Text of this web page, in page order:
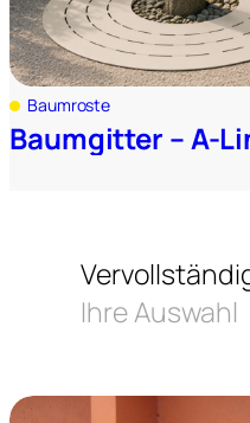
Baumroste
Baumgitter – A-
Ihre Auswahl